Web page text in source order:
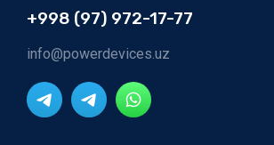
+998 (97) 972-17-77
info@powerdevices.uz